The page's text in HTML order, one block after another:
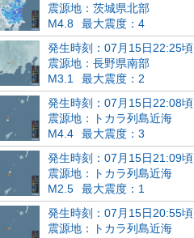
震源地：茨城県北部
M4.8
最大震度：4
発生時刻：07月15日22:25頃
震源地：長野県南部
M3.1
最大震度：2
発生時刻：07月15日22:08頃
震源地：トカラ列島近海
M4.4
最大震度：3
発生時刻：07月15日21:09頃
震源地：トカラ列島近海
M2.5
最大震度：1
発生時刻：07月15日20:55頃
震源地：トカラ列島近海